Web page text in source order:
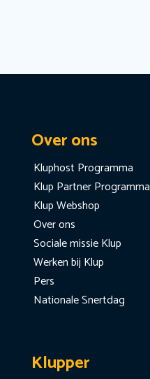
Over ons
Kluphost Programma
Klup Partner Programma
Klup Webshop
Over ons
Sociale missie Klup
Werken bij Klup
Pers
Nationale Snertdag
Klupper